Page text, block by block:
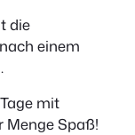
die
einem
mit
Menge Spaß!